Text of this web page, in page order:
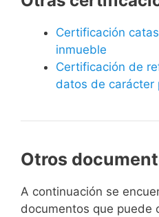
Certificación
inmueble
Certificación de
datos de carácter
Otros
A continuación se
documentos que puede